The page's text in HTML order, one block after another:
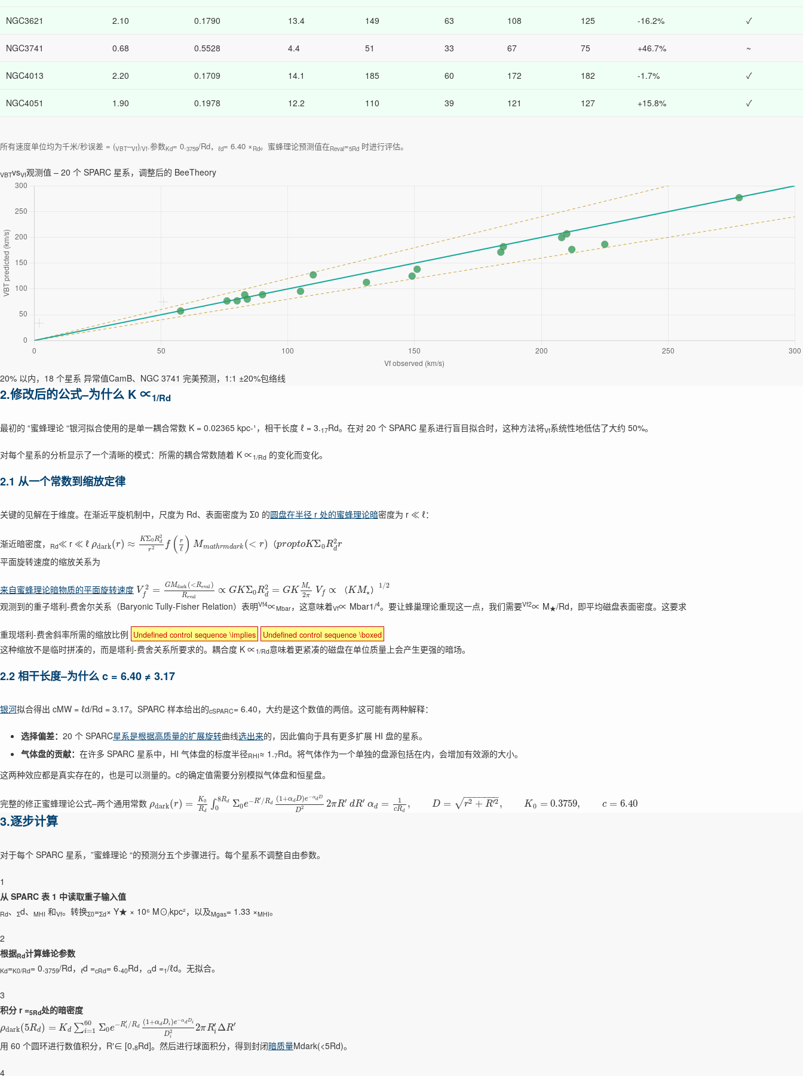
NGC3621 2.10 0.1790 13.4 149 63 108 125 -16.2% ✓
NGC3741 0.68 0.5528 4.4 51 33 67 75 +46.7% ~
NGC4013 2.20 0.1709 14.1 185 60 172 182 -1.7% ✓
NGC4051 1.90 0.1978 12.2 110 39 121 127 +15.8% ✓
所有速度单位均为千米/秒误差 = (VBT–Vf)/Vf.参数Kd= 0.3759/Rd， ℓd= 6.40 × Rd。蜜蜂理论预测值在Reval=5Rd 时进行评估。
VBTvsVf观测值 – 20 个 SPARC 星系，调整后的 BeeTheory
20% 以内，18 个星系 异常值CamB、NGC 3741 完美预测，1:1 ±20%包络线
2.修改后的公式–为什么 K ∝1/Rd
最初的 “蜜蜂理论 “银河拟合使用的是单一耦合常数 K = 0.02365 kpc-¹，相干长度 ℓ = 3.17Rd。在对 20 个 SPARC 星系进行盲目拟合时，这种方法将Vf系统性地低估了大约 50%。
对每个星系的分析显示了一个清晰的模式：所需的耦合常数随着 K ∝ 1/Rd 的变化而变化。
2.1 从一个常数到缩放定律
关键的见解在于维度。在渐近平旋机制中，尺度为 Rd、表面密度为 Σ0 的圆盘在半径 r 处的蜜蜂理论暗密度为 r ≪ ℓ：
渐近暗密度， Rd≪ r ≪ ℓ ρdark(r) ≈ KΣ0R2
d
r2 f ( r
ℓ ) Mmathrmdark (< r) （proptoKΣ0R2
dr
平面旋转速度的缩放关系为
来自蜜蜂理论暗物质的平面旋转速度 V 2
f = GMdark (<Reval )
Reval
∝ GKΣ0R2
d = GK M⋆
2π Vf ∝ （KM⋆） 1/2
观测到的重子塔利-费舍尔关系（Baryonic Tully-Fisher Relation）表明Vf4∝Mbar，这意味着Vf∝ Mbar1/4。要让蜂巢理论重现这一点，我们需要Vf2∝ M★/Rd，即平均磁盘表面密度。这要求
重现塔利-费舍斜率所需的缩放比例 Undefined control sequence \implies Undefined control sequence \boxed
这种缩放不是临时拼凑的，而是塔利-费舍关系所要求的。耦合度 K ∝ 1/Rd意味着更紧凑的磁盘在单位质量上会产生更强的暗场。
2.2 相干长度–为什么 c = 6.40 ≠ 3.17
银河拟合得出 cMW = ℓd/Rd = 3.17。SPARC 样本给出的cSPARC= 6.40，大约是这个数值的两倍。这可能有两种解释：
选择偏差： 20 个 SPARC星系是根据高质量的扩展旋转曲线选出来的，因此偏向于具有更多扩展 HI 盘的星系。
气体盘的贡献： 在许多 SPARC 星系中，HI 气体盘的标度半径RHI≈ 1.7Rd。将气体作为一个单独的盘源包括在内，会增加有效源的大小。
这两种效应都是真实存在的，也是可以测量的。c的确定值需要分别模拟气体盘和恒星盘。
完整的修正蜜蜂理论公式–两个通用常数 ρdark(r) = K0
Rd
∫ 8Rd
0 Σ0e−R′ /Rd
(1+αdD)e −αdD
D2 2πR′ dR′ αd = 1
cRd
, D = r2 + R′2
− −
−−−−−
√ , K0 = 0.3759, c = 6.40
3.逐步计算
对于每个 SPARC 星系，”蜜蜂理论 “的预测分五个步骤进行。每个星系不调整自由参数。
1
从 SPARC 表 1 中读取重子输入值
Rd、 Σd、 MHI 和Vf。转换Σ0=Σd× Υ★ × 10⁶ M⊙/kpc²，以及Mgas= 1.33 ×MHI。
2
根据Rd计算蜂论参数
Kd=K0/Rd= 0.3759/Rd， ℓd =cRd= 6.40Rd， αd =1/ℓd。无拟合。
3
积分 r =5Rd处的暗密度
ρdark(5Rd ) = Kd ∑60
i=1 Σ0e−R′
i /Rd
(1+αdDi)e−αdDi
D2
i
2πR′
i ΔR′
用 60 个圆环进行数值积分，R′∈ [0,8Rd]。然后进行球面积分，得到封闭暗质量Mdark(<5Rd)。
4